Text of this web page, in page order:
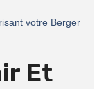
votre Berger
Et